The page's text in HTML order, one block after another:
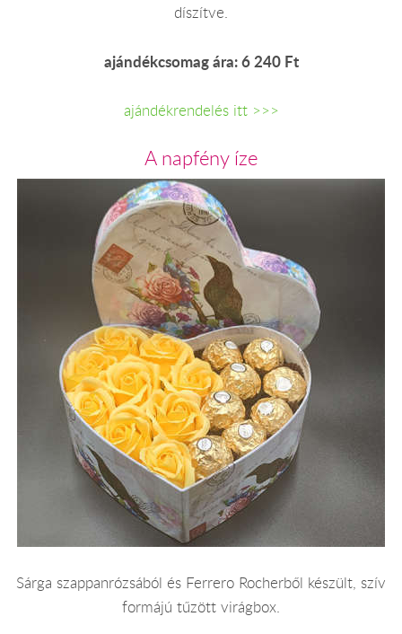
díszítve.
ajándékcsomag ára: 6 240 Ft
ajándékrendelés itt >>>
A napfény íze
Sárga szappanrózsából és Ferrero Rocherből készült, szív
formájú tűzött virágbox.